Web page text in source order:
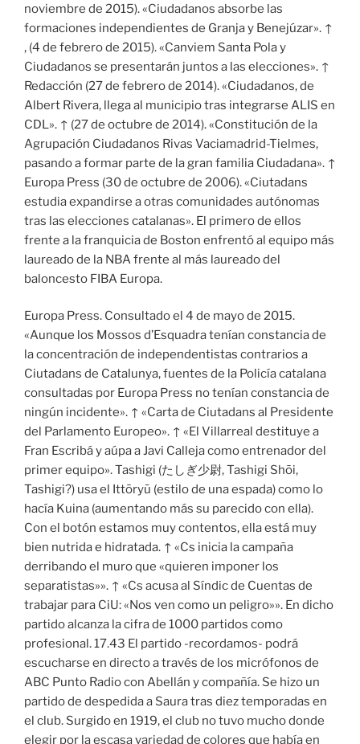
noviembre de 2015). «Ciudadanos absorbe las
formaciones independientes de Granja y Benejúzar». ↑
, (4 de febrero de 2015). «Canviem Santa Pola y
Ciudadanos se presentarán juntos a las elecciones». ↑
Redacción (27 de febrero de 2014). «Ciudadanos, de
Albert Rivera, llega al municipio tras integrarse ALIS en
CDL». ↑ (27 de octubre de 2014). «Constitución de la
Agrupación Ciudadanos Rivas Vaciamadrid-Tielmes,
pasando a formar parte de la gran familia Ciudadana». ↑
Europa Press (30 de octubre de 2006). «Ciutadans
estudia expandirse a otras comunidades autónomas
tras las elecciones catalanas». El primero de ellos
frente a la franquicia de Boston enfrentó al equipo más
laureado de la NBA frente al más laureado del
baloncesto FIBA Europa.
Europa Press. Consultado el 4 de mayo de 2015.
«Aunque los Mossos d’Esquadra tenían constancia de
la concentración de independentistas contrarios a
Ciutadans de Catalunya, fuentes de la Policía catalana
consultadas por Europa Press no tenían constancia de
ningún incidente». ↑ «Carta de Ciutadans al Presidente
del Parlamento Europeo». ↑ «El Villarreal destituye a
Fran Escribá y aúpa a Javi Calleja como entrenador del
primer equipo». Tashigi (たしぎ少尉, Tashigi Shōi,
Tashigi?) usa el Ittōryū (estilo de una espada) como lo
hacía Kuina (aumentando más su parecido con ella).
Con el botón estamos muy contentos, ella está muy
bien nutrida e hidratada. ↑ «Cs inicia la campaña
derribando el muro que «quieren imponer los
separatistas»». ↑ «Cs acusa al Síndic de Cuentas de
trabajar para CiU: «Nos ven como un peligro»». En dicho
partido alcanza la cifra de 1000 partidos como
profesional. 17.43 El partido -recordamos- podrá
escucharse en directo a través de los micrófonos de
ABC Punto Radio con Abellán y compañía. Se hizo un
partido de despedida a Saura tras diez temporadas en
el club. Surgido en 1919, el club no tuvo mucho donde
elegir por la escasa variedad de colores que había en